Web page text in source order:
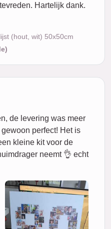
Hartelijk dank.
(hout, wit) 50x50cm
de levering was meer
perfect! Het is
kleine kit voor de
neemt 👌 echt